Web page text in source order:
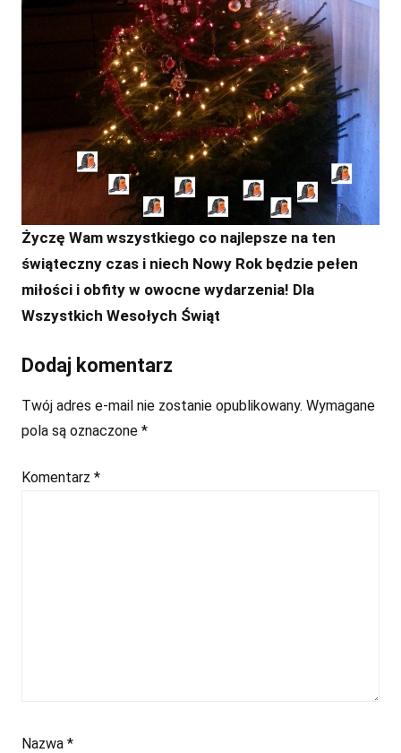
Życzę Wam wszystkiego co najlepsze na ten
świąteczny czas i niech Nowy Rok będzie pełen
miłości i obfity w owocne wydarzenia! Dla
Wszystkich Wesołych Świąt
Dodaj komentarz
Twój adres e-mail nie zostanie opublikowany. Wymagane
pola są oznaczone *
Komentarz *
Nazwa *